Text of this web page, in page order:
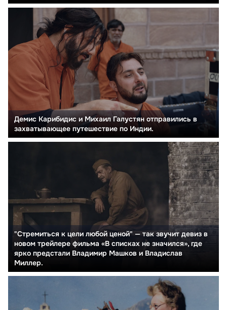
Демис Карибидис и Михаил Галустян отправились в
захватывающее путешествие по Индии.
"Стремиться к цели любой ценой" — так звучит девиз в
новом трейлере фильма «В списках не значился», где
ярко предстали Владимир Машков и Владислав
Миллер.